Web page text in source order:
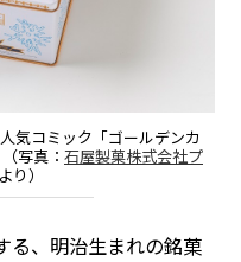
気コミック「ゴールデンカ
写真： 石屋製菓株式会社プ
より）
る、明治生まれの銘菓